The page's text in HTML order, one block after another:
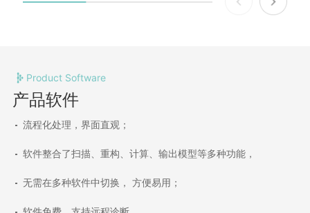
Product Software
产品软件
流程化处理，界面直观；
软件整合了扫描、重构、计算、输出模型等多种功能，
无需在多种软件中切换， 方便易用；